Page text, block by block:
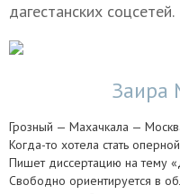
дагестанских соцсетей.
Заира
Грозный — Махачкала —
Когда-то хотела стать
Пишет диссертацию на тему
Свободно ориентируется в